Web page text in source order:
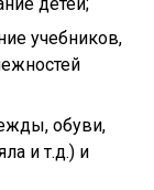
учебников,
обуви,
и т.д.) и